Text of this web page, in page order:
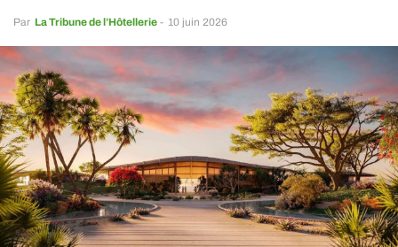
Par La Tribune de l’Hôtellerie - 10 juin 2026